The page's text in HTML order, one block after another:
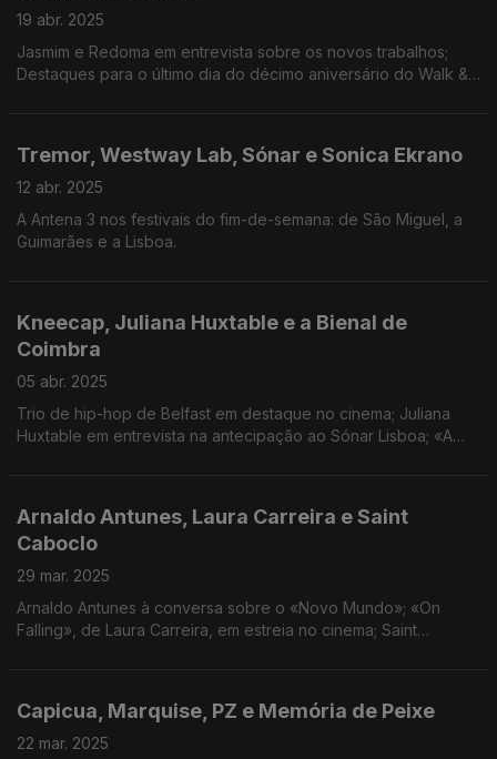
19 abr. 2025
Jasmim e Redoma em entrevista sobre os novos trabalhos;
Destaques para o último dia do décimo aniversário do Walk &
Tremor, Westway Lab, Sónar e Sonica Ekrano
12 abr. 2025
A Antena 3 nos festivais do fim-de-semana: de São Miguel, a
Guimarães e a Lisboa.
Kneecap, Juliana Huxtable e a Bienal de
Coimbra
05 abr. 2025
Trio de hip-hop de Belfast em destaque no cinema; Juliana
Huxtable em entrevista na antecipação ao Sónar Lisboa; «A
Arnaldo Antunes, Laura Carreira e Saint
Caboclo
29 mar. 2025
Arnaldo Antunes à conversa sobre o «Novo Mundo»; «On
Falling», de Laura Carreira, em estreia no cinema; Saint
Capicua, Marquise, PZ e Memória de Peixe
22 mar. 2025